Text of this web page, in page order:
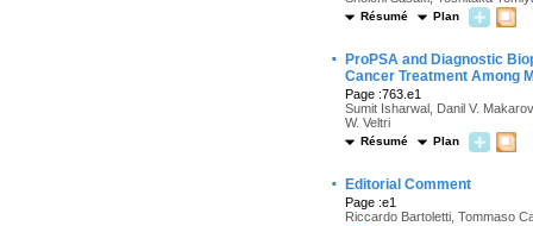
Résumé Plan
·
ProPSA and Diagnostic
Cancer Treatment Among
Page :763.e1
Sumit Isharwal, Danil V.
W. Veltri
Résumé Plan
· Editorial Comment
Page :e1
Riccardo Bartoletti, Tommaso